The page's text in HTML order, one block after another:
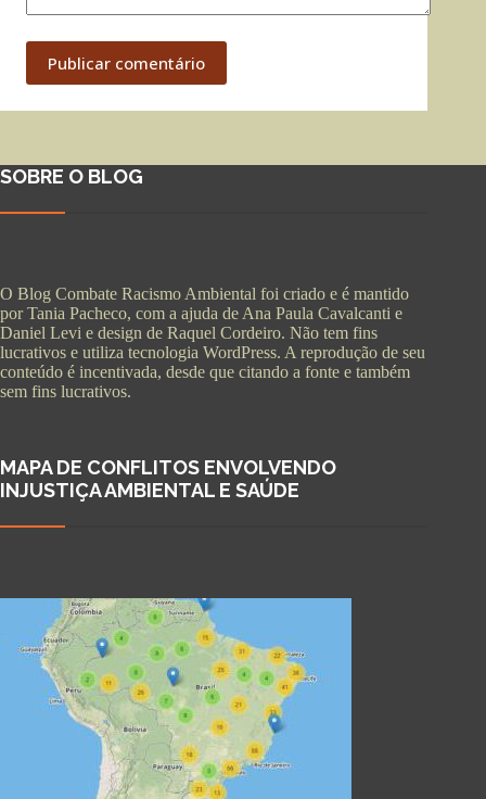
Publicar comentário
SOBRE O BLOG
O Blog Combate Racismo Ambiental foi criado e é mantido
por Tania Pacheco, com a ajuda de Ana Paula Cavalcanti e
Daniel Levi e design de Raquel Cordeiro. Não tem fins
lucrativos e utiliza tecnologia WordPress. A reprodução de seu
conteúdo é incentivada, desde que citando a fonte e também
sem fins lucrativos.
MAPA DE CONFLITOS ENVOLVENDO
INJUSTIÇA AMBIENTAL E SAÚDE